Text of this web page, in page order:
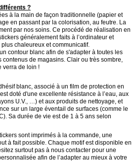
?
à la main de façon traditionnelle (papier et
en passant par la colorisation, au feutre. La
par nos soins. Ce procédé de réalisation en
généralement faits à l’ordinateur et
chaleureux et communicatif.
contour blanc afin de s'adapter à toutes les
contenus de magasins. Clair ou très sombre,
verra de loin !
blanc, associé à un film de protection en
doté d'une excellente résistance à l’eau, aux
U.V., …) et aux produits de nettoyage, et
sur un large éventail de surfaces (comme le
Sa durée de vie est de 1 à 5 ans selon
sont imprimés à la commande, une
à fait possible. Chaque motif est disponible en
surtout pas à nous contacter pour une
afin de l’adapter au mieux à votre